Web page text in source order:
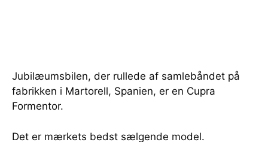
Jubilæumsbilen, der rullede af samlebåndet på
fabrikken i Martorell, Spanien, er en Cupra
Formentor.
Det er mærkets bedst sælgende model.